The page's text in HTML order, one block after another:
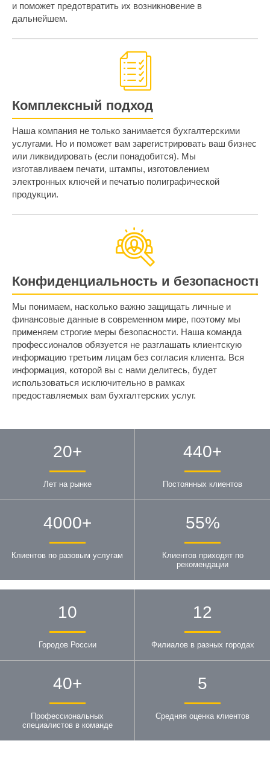
и поможет предотвратить их возникновение в
дальнейшем.
Комплексный подход
Наша компания не только занимается бухгалтерскими
услугами. Но и поможет вам зарегистрировать ваш бизнес
или ликвидировать (если понадобится). Мы
изготавливаем печати, штампы, изготовлением
электронных ключей и печатью полиграфической
продукции.
Конфиденциальность и безопасность
Мы понимаем, насколько важно защищать личные и
финансовые данные в современном мире, поэтому мы
применяем строгие меры безопасности. Наша команда
профессионалов обязуется не разглашать клиентскую
информацию третьим лицам без согласия клиента. Вся
информация, которой вы с нами делитесь, будет
использоваться исключительно в рамках
предоставляемых вам бухгалтерских услуг.
20+
Лет на рынке
500+
Постоянных клиентов
5000+
Клиентов по разовым услугам
64%
Клиентов приходят по
рекомендации
10
Городов России
12
Филиалов в разных городах
40+
Профессиональных
специалистов в команде
5
Средняя оценка клиентов